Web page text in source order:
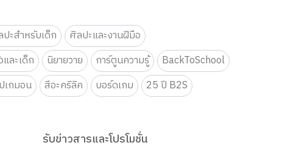
ะสำหรับเด็ก
ศิลปะและงานฝีมือ
ละเด็ก นิยายวาย การ์ตูนความรู้
BackToSchool
เกมอน สีอะคริลิค บอร์ดเกม 25 ปี B2S
รับข่าวสารและโปรโมชั่น